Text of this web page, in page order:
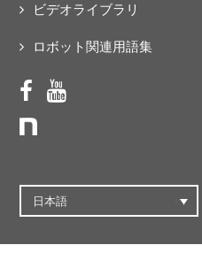
ビデオライブラリ
ロボット関連用語集
日本語